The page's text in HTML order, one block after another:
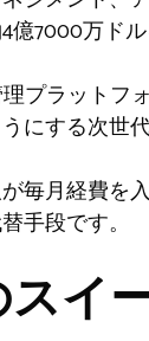
億7000万ド
プラットフ
にする次世
毎月経費を
手段です。
スイ